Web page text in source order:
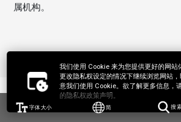
我们使用 Cookie 来为您提供更好的网站
更改隐私权设定的情况下继续浏览网站
意我们使用 Cookie。欲了解更多信息，
的隐私权政策声明。
字体大小 简 搜
属机构。